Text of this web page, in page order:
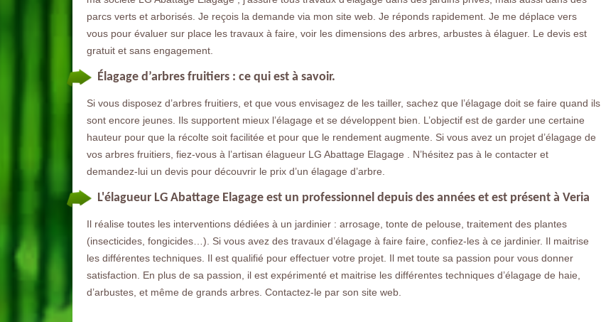
parcs verts et arborisés. Je reçois la demande via mon site web. Je réponds rapidement. Je me déplace vers
vous pour évaluer sur place les travaux à faire, voir les dimensions des arbres, arbustes à élaguer. Le devis est
gratuit et sans engagement.
Élagage d’arbres fruitiers : ce qui est à savoir.
Si vous disposez d’arbres fruitiers, et que vous envisagez de les tailler, sachez que l’élagage doit se faire quand ils
sont encore jeunes. Ils supportent mieux l’élagage et se développent bien. L’objectif est de garder une certaine
hauteur pour que la récolte soit facilitée et pour que le rendement augmente. Si vous avez un projet d’élagage de
vos arbres fruitiers, fiez-vous à l’artisan élagueur LG Abattage Elagage . N’hésitez pas à le contacter et
demandez-lui un devis pour découvrir le prix d’un élagage d’arbre.
L'élagueur LG Abattage Elagage est un professionnel depuis des années et est présent à Veria
Il réalise toutes les interventions dédiées à un jardinier : arrosage, tonte de pelouse, traitement des plantes
(insecticides, fongicides…). Si vous avez des travaux d’élagage à faire faire, confiez-les à ce jardinier. Il maitrise
les différentes techniques. Il est qualifié pour effectuer votre projet. Il met toute sa passion pour vous donner
satisfaction. En plus de sa passion, il est expérimenté et maitrise les différentes techniques d’élagage de haie,
d’arbustes, et même de grands arbres. Contactez-le par son site web.